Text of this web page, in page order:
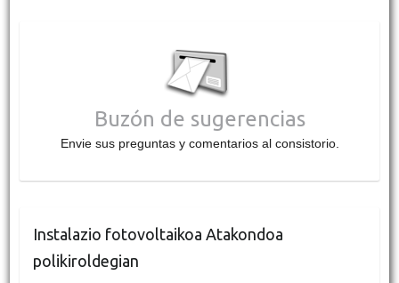
Buzón de sugerencias
Envie sus preguntas y comentarios al consistorio.
Instalazio fotovoltaikoa Atakondoa
polikiroldegian